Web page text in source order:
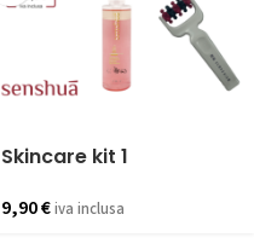
Skincare kit 1
9,90€iva inclusa